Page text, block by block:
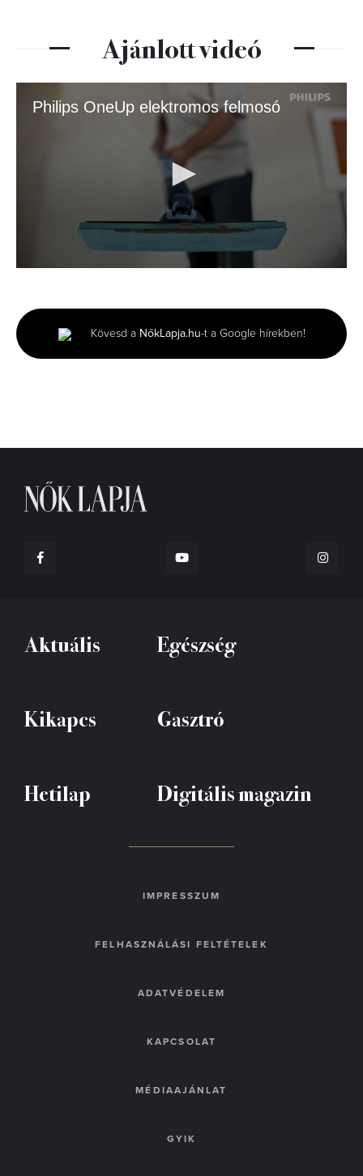
Ajánlott videó
Philips OneUp elektromos felmosó
30
seconds
Kövesd a NőkLapja.hu-t a Google hírekben!
Aktuális Egészség
Kikapcs Gasztró
Hetilap Digitális magazin
IMPRESSZUM
FELHASZNÁLÁSI FELTÉTELEK
ADATVÉDELEM
KAPCSOLAT
MÉDIAAJÁNLAT
GYIK